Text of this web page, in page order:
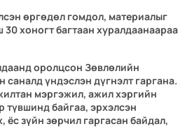
өргөдөл гомдол, материалыг
хоногт багтаан хуралдаанаараа
оролцсон Зөвлөлийн
үндэслэн дүгнэлт гаргана.
мэргэжил, ажил хэргийн
түвшинд байгаа, эрхэлсэн
ёс зүйн зөрчил гаргасан байдал,